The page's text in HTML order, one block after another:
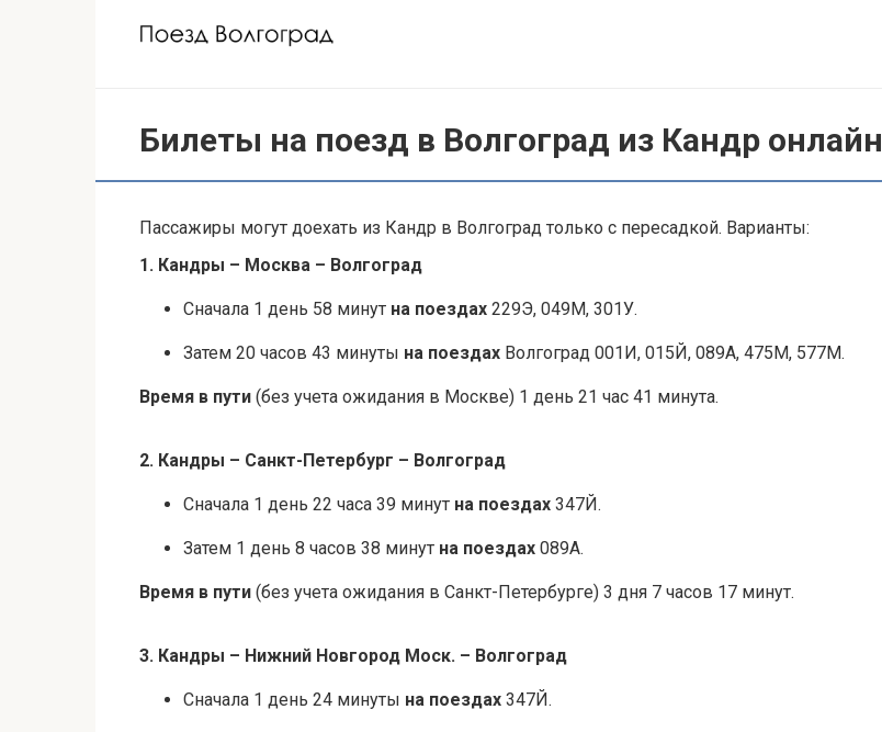
Билеты на поезд в Волгоград из Кандр онлайн
Пассажиры могут доехать из Кандр в Волгоград только с пересадкой. Варианты:
1. Кандры – Москва – Волгоград
Сначала 1 день 58 минут на поездах 229Э, 049М, 301У.
Затем 20 часов 43 минуты на поездах Волгоград 001И, 015Й, 089А, 475М, 577М.
Время в пути (без учета ожидания в Москве) 1 день 21 час 41 минута.
2. Кандры – Санкт-Петербург – Волгоград
Сначала 1 день 22 часа 39 минут на поездах 347Й.
Затем 1 день 8 часов 38 минут на поездах 089А.
Время в пути (без учета ожидания в Санкт-Петербурге) 3 дня 7 часов 17 минут.
3. Кандры – Нижний Новгород Моск. – Волгоград
Сначала 1 день 24 минуты на поездах 347Й.